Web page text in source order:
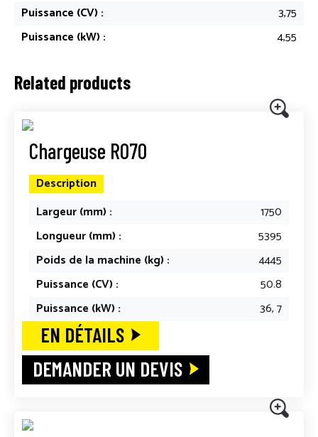
Puissance (CV) :
3,75
Puissance (kW) :
4,55
Related products
Chargeuse R070
Description
Largeur (mm) :
1750
Longueur (mm) :
5395
Poids de la machine (kg) :
4445
Puissance (CV) :
50.8
Puissance (kW) :
36, 7
EN DÉTAILS
DEMANDER UN DEVIS